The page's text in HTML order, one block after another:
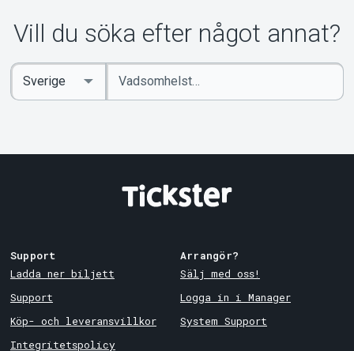
Vill du söka efter något annat?
Ange
sökord
Select
Country
Support
Ladda ner biljett
Support
Köp- och leveransvillkor
Integritetspolicy
Arrangör?
Sälj med oss!
Logga in i Manager
System Support